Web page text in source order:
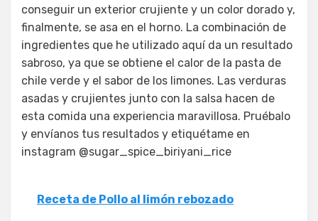
conseguir un exterior crujiente y un color dorado y,
finalmente, se asa en el horno. La combinación de
ingredientes que he utilizado aquí da un resultado
sabroso, ya que se obtiene el calor de la pasta de
chile verde y el sabor de los limones. Las verduras
asadas y crujientes junto con la salsa hacen de
esta comida una experiencia maravillosa. Pruébalo
y envíanos tus resultados y etiquétame en
instagram @sugar_spice_biriyani_rice
Receta de Pollo al limón rebozado